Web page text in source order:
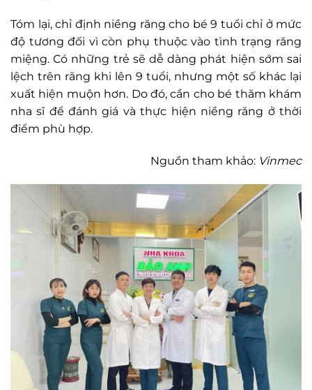
Tóm lại, chỉ định niềng răng cho bé 9 tuổi chỉ ở mức
độ tương đối vì còn phụ thuộc vào tình trạng răng
miệng. Có những trẻ sẽ dễ dàng phát hiện sớm sai
lệch trên răng khi lên 9 tuổi, nhưng một số khác lại
xuất hiện muộn hơn. Do đó, cần cho bé thăm khám
nha sĩ để đánh giá và thực hiện niềng răng ở thời
điểm phù hợp.
Nguồn tham khảo: Vinmec